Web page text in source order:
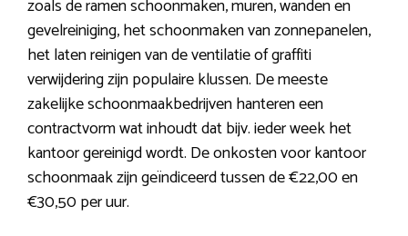
zoals de ramen schoonmaken, muren, wanden en
gevelreiniging, het schoonmaken van zonnepanelen,
het laten reinigen van de ventilatie of graffiti
verwijdering zijn populaire klussen. De meeste
zakelijke schoonmaakbedrijven hanteren een
contractvorm wat inhoudt dat bijv. ieder week het
kantoor gereinigd wordt. De onkosten voor kantoor
schoonmaak zijn geïndiceerd tussen de €22,00 en
€30,50 per uur.